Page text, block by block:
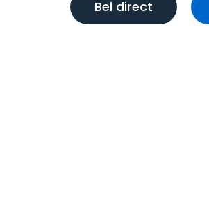
Bel direct